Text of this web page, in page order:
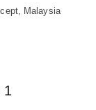
Malaysia
1